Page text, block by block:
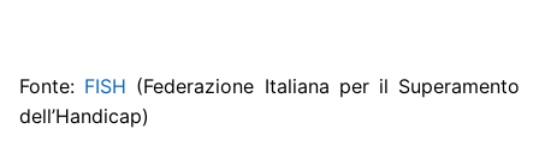
Fonte: FISH (Federazione Italiana per il Superamento
dell’Handicap)